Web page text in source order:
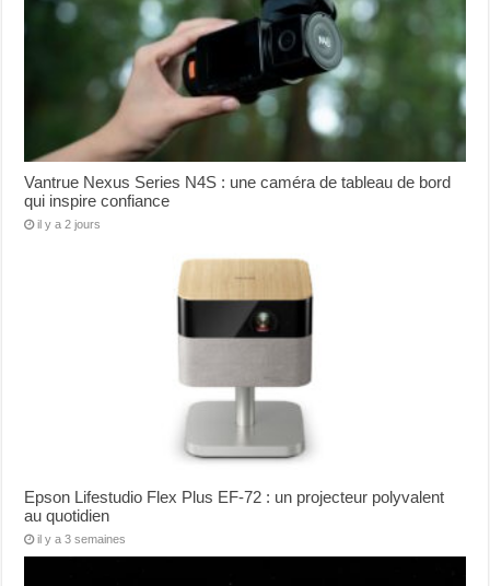
Vantrue Nexus Series N4S : une caméra de tableau de bord
qui inspire confiance
il y a 2 jours
Epson Lifestudio Flex Plus EF-72 : un projecteur polyvalent
au quotidien
il y a 3 semaines